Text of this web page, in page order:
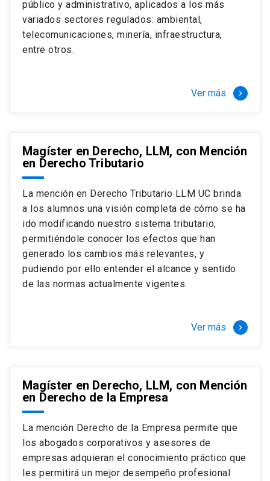
Si optas por la modalidad Full Time:
El LLM UC Full Time es una versión del programa
destinado principalmente a extranjeros, que permite
necesidades y expectativas profesionales, eligiendo
completamente al programa o compatibilizarás un
estudio intenso y exigente, con una muy baja carga
laboral, de marzo a noviembre, para dedicarte
completamente a la actividad de graduación de
diciembre a marzo.
2 cursos mínimos (10 créditos) Primer
semestre
+ 5 cursos a elección (50 créditos) Primer
semestre
+ 4 cursos a elección (40 créditos)
tres meses a tiempo completo (20
Juan Ignacio Piña Rochefort
Director Magíster en Derecho, LLM UC
público y administrativo, aplicados a los más
variados sectores regulados: ambiental,
telecomunicaciones, minería, infraestructura,
entre otros.
Ver más keyboard_arrow_right
Magíster en Derecho, LLM, con Mención
en Derecho Tributario
La mención en Derecho Tributario LLM UC brinda
a los alumnos una visión completa de cómo se ha
ido modificando nuestro sistema tributario,
permitiéndole conocer los efectos que han
generado los cambios más relevantes, y
pudiendo por ello entender el alcance y sentido
de las normas actualmente vigentes.
Ver más keyboard_arrow_right
Magíster en Derecho, LLM, con Mención
en Derecho de la Empresa
La mención Derecho de la Empresa permite que
los abogados corporativos y asesores de
empresas adquieran el conocimiento práctico que
les permitirá un mejor desempeño profesional